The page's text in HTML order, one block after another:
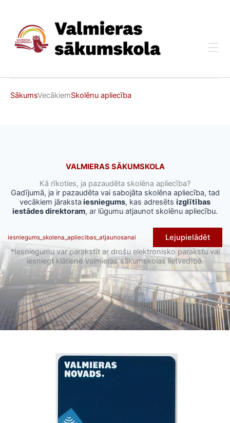
SākumsVecākiemSkolēnu apliecība
VALMIERAS SĀKUMSKOLA
Kā rīkoties, ja pazaudēta skolēna apliecība?
Gadījumā, ja ir pazaudēta vai sabojāta skolēna apliecība, tad
vecākiem jāraksta iesniegums, kas adresēts izglītības
iestādes direktoram, ar lūgumu atjaunot skolēnu apliecību.
iesniegums_skolena_apliecibas_atjaunosanai
Lejupielādēt
*Iesniegumu var parakstīt ar drošu elektronisko parakstu vai
iesniegt klātienē Valmieras sākumskolas lietvedībā.